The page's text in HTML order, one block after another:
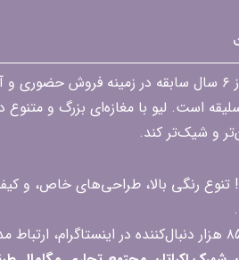
فروشگاه لیو با بیش از ۶ سال سابقه در
است. لیو با مغازه‌ای بزرگ و
و شیک‌تر کند.
! تنوع رنگی بالا، طراحی‌های خاص، و